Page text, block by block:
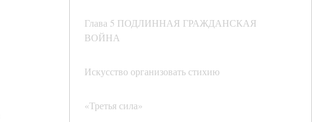
Глава 5 ПОДЛИННАЯ ГРАЖДАНСКАЯ
ВОЙНА
Искусство организовать стихию
«Третья сила»